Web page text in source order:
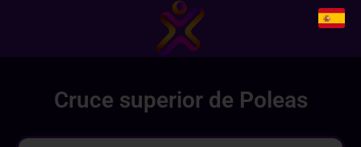
Cruce superior de Poleas